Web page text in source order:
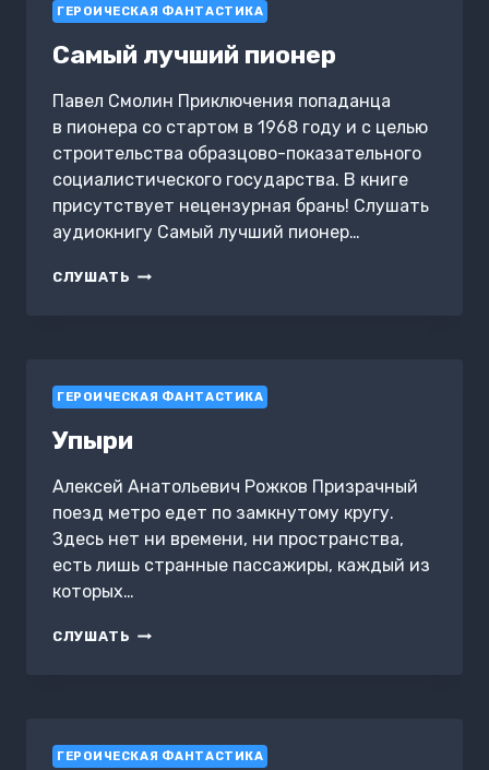
ВСЕГДА
ТОМ
–
ГЕРОИЧЕСКАЯ ФАНТАСТИКА
Самый лучший пионер
Павел Смолин Приключения попаданца
в пионера со стартом в 1968 году и с целью
строительства образцово-показательного
социалистического государства. В книге
присутствует нецензурная брань! Слушать
аудиокнигу Самый лучший пионер…
СЛУШАТЬ САМЫЙ
ГЕРОИЧЕСКАЯ ФАНТАСТИКА
Упыри
Алексей Анатольевич Рожков Призрачный
поезд метро едет по замкнутому кругу.
Здесь нет ни времени, ни пространства,
есть лишь странные пассажиры, каждый из
которых…
СЛУШАТЬ УПЫРИ
ГЕРОИЧЕСКАЯ ФАНТАСТИКА